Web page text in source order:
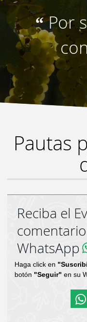
“Por
Pautas
Reciba el
WhatsApp
Haga click en
botón "Seguir" en su